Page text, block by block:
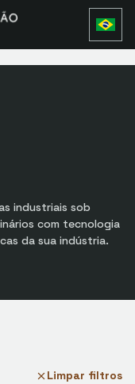
industriais sob
com tecnologia
da sua indústria.
Limpar filtros